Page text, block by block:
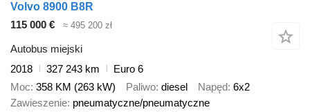
Volvo 8900 B8R
115 000 €
≈ 495 200 zł
Autobus miejski
2018
327 243 km
Euro 6
Moc 358 KM (263 kW) Paliwo diesel Napęd 6x2
Zawieszenie pneumatyczne/pneumatyczne